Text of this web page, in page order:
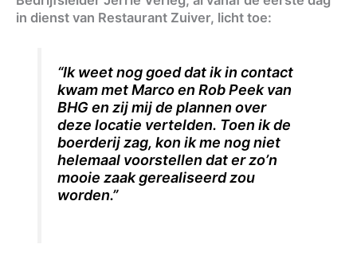
in dienst van Restaurant Zuiver, licht toe:
“Ik weet nog goed dat ik in contact
kwam met Marco en Rob Peek van
BHG en zij mij de plannen over
deze locatie vertelden. Toen ik de
boerderij zag, kon ik me nog niet
helemaal voorstellen dat er zo’n
mooie zaak gerealiseerd zou
worden.”